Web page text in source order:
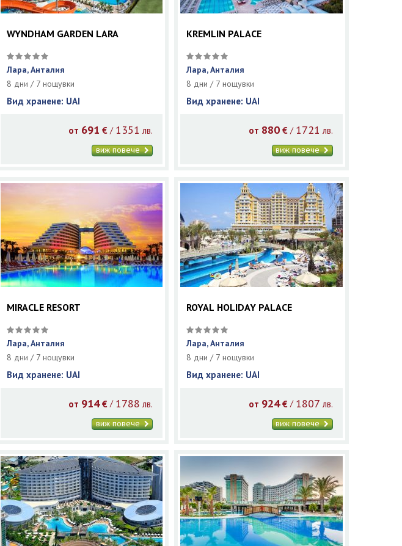
WYNDHAM GARDEN LARA
Лара, Анталия
8 дни / 7 нощувки
Вид хранене: UAI
от 691 € / 1351 лв.
виж повече
KREMLIN PALACE
Лара, Анталия
8 дни / 7 нощувки
Вид хранене: UAI
от 880 € / 1721 лв.
виж повече
MIRACLE RESORT
Лара, Анталия
8 дни / 7 нощувки
Вид хранене: UAI
от 914 € / 1788 лв.
виж повече
ROYAL HOLIDAY PALACE
Лара, Анталия
8 дни / 7 нощувки
Вид хранене: UAI
от 924 € / 1807 лв.
виж повече